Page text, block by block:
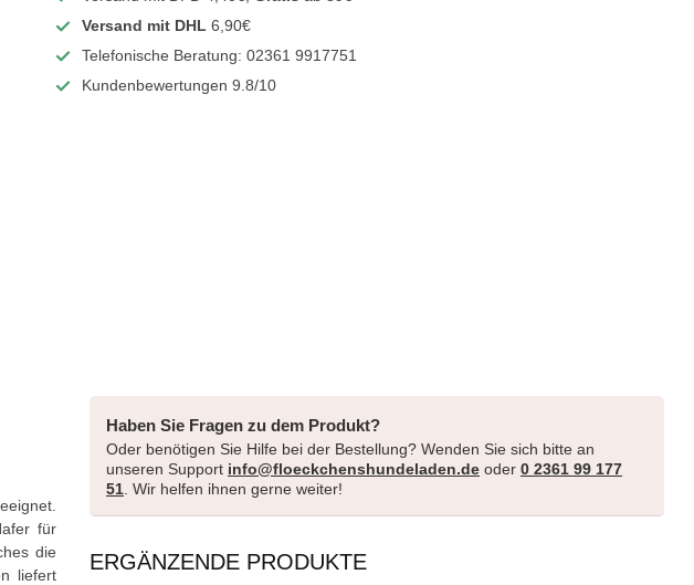
Versand mit DHL 6,90€
Telefonische Beratung: 02361 9917751
Kundenbewertungen 9.8/10
für
die
liefert
Haben Sie Fragen zu dem Produkt?
Oder benötigen Sie Hilfe bei der Bestellung? Wenden Sie sich bitte an
unseren Support info@floeckchenshundeladen.de oder 0 2361 99 177
51 . Wir helfen ihnen gerne weiter!
ERGÄNZENDE PRODUKTE